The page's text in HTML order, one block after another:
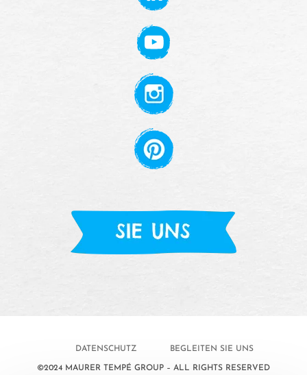
DATENSCHUTZ BEGLEITEN SIE UNS
©2024 MAURER TEMPÉ GROUP – ALL RIGHTS RESERVED